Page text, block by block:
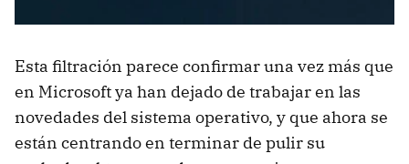
Esta filtración parece confirmar una vez más que
en Microsoft ya han dejado de trabajar en las
novedades del sistema operativo, y que ahora se
están centrando en terminar de pulir su